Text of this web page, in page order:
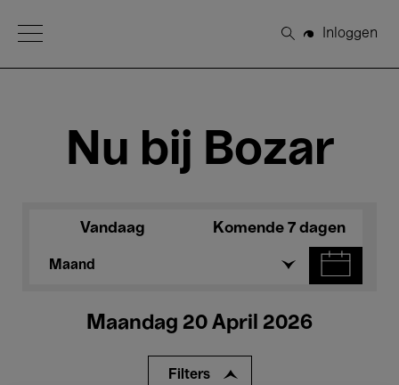
Open Menu
Zoeken
Inloggen
Nu bij Bozar
Vandaag Komende 7 dagen
Maand
Maandag 20 April 2026
Filters